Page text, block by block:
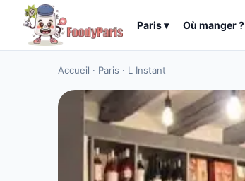
Paris▾ Où manger ?
Accueil · Paris · L Instant